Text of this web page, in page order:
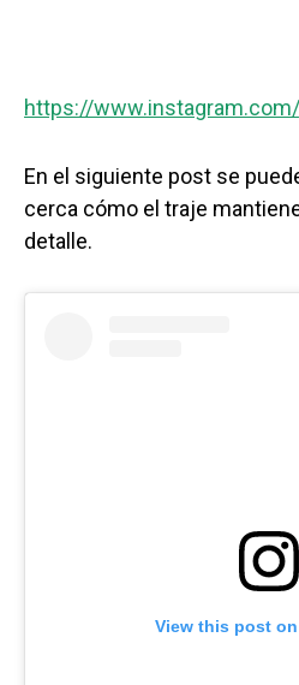
https://
En el siguiente post se
cerca cómo el traje
detalle.
View this post